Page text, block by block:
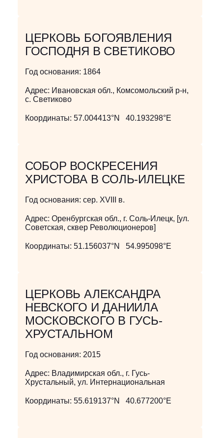
ЦЕРКОВЬ БОГОЯВЛЕНИЯ
ГОСПОДНЯ В СВЕТИКОВО
Год основания: 1864
Адрес: Ивановская обл., Комсомольский р-н,
с. Светиково
Координаты: 57.004413°N 40.193298°E
СОБОР ВОСКРЕСЕНИЯ
ХРИСТОВА В СОЛЬ-ИЛЕЦКЕ
Год основания: сер. XVIII в.
Адрес: Оренбургская обл., г. Соль-Илецк, [ул.
Советская, сквер Революционеров]
Координаты: 51.156037°N 54.995098°E
ЦЕРКОВЬ АЛЕКСАНДРА
НЕВСКОГО И ДАНИИЛА
МОСКОВСКОГО В ГУСЬ-
ХРУСТАЛЬНОМ
Год основания: 2015
Адрес: Владимирская обл., г. Гусь-
Хрустальный, ул. Интернациональная
Координаты: 55.619137°N 40.677200°E